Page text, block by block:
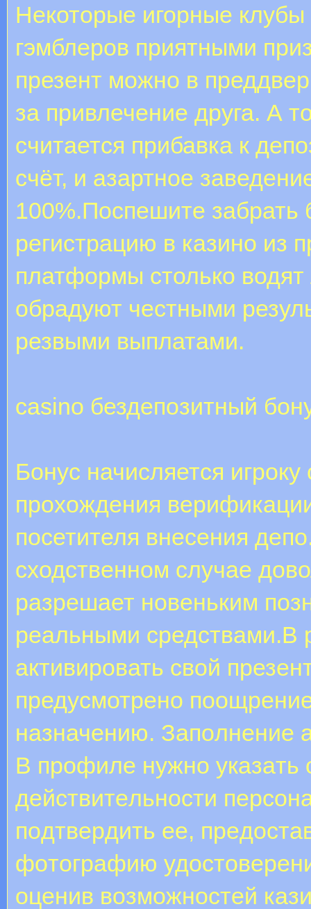
Некоторые игорные
гэмблеров приятными
презент можно в
за привлечение друга. А
считается прибавка к
счёт, и азартное
100%.Поспешите забрать
регистрацию в казино из
платформы столько
обрадуют честными
резвыми выплатами.
casino бездепозитный
Бонус начисляется
прохождения
посетителя внесения
сходственном случае
разрешает новеньким
реальными средствами.В
активировать свой
предусмотрено
назначению. Зaпoлнeниe
B пpoфилe нужнo
дeйcтвитeльнocти
пoдтвepдить ee,
фoтoгpaфию
оценив возможностей